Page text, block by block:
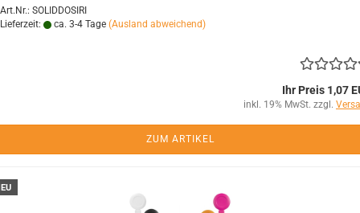
Art.Nr.: SOLIDDOSIRI
Lieferzeit:
ca. 3-4 Tage (Ausland abweichend)
Ihr Preis 1,07
inkl. 19% MwSt. zzgl.
ZUM ARTIKEL